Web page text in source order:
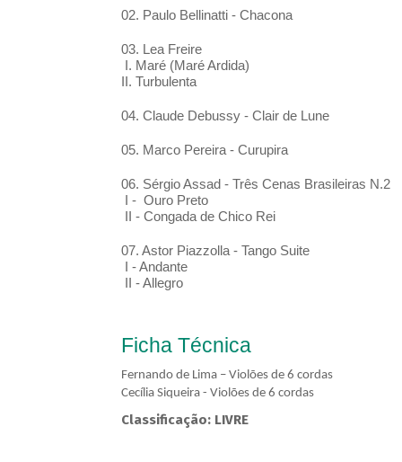
02. Paulo Bellinatti - Chacona
03. Lea Freire
I. Maré (Maré Ardida)
II. Turbulenta
04. Claude Debussy - Clair de Lune
05. Marco Pereira - Curupira
06. Sérgio Assad - Três Cenas Brasileiras N.2
I - Ouro Preto
II - Congada de Chico Rei
07. Astor Piazzolla - Tango Suite
I - Andante
II - Allegro
Ficha Técnica
Fernando de Lima – Violões de 6 cordas
Cecília Siqueira - Violões de 6 cordas
Classificação: LIVRE